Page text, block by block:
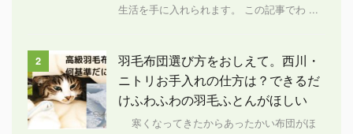
生活を手に入れられます。 この記事でわ ...
2
羽毛布団選び方をおしえて。西川・
ニトリお手入れの仕方は？できるだ
けふわふわの羽毛ふとんがほしい
寒くなってきたからあったかい布団がほ